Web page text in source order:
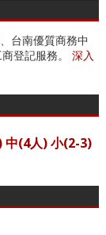
台南優質商務中
登記服務。 深入
中(4人) 小(2-3)